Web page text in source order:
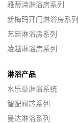
雅蒂诗淋浴房系列
新梅玛开门淋浴房系列
艺廷淋浴房系列
凌越淋浴房系列
淋浴产品
水乐章淋浴系统
智配阀芯系列
曼达淋浴系列